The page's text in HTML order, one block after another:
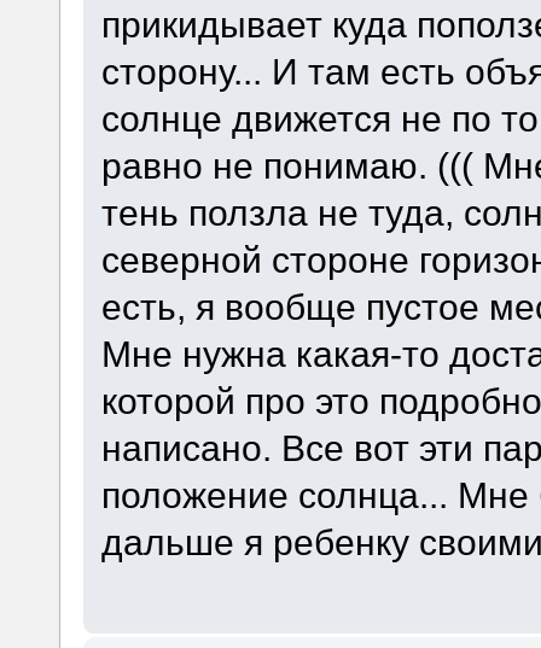
прикидывает куда
сторону... И там есть
солнце движется не по
равно не понимаю. (((
тень ползла не туда,
северной стороне
есть, я вообще пустое
Мне нужна какая-то
которой про это
написано. Все вот эти
положение солнца... Мне
дальше я ребенку